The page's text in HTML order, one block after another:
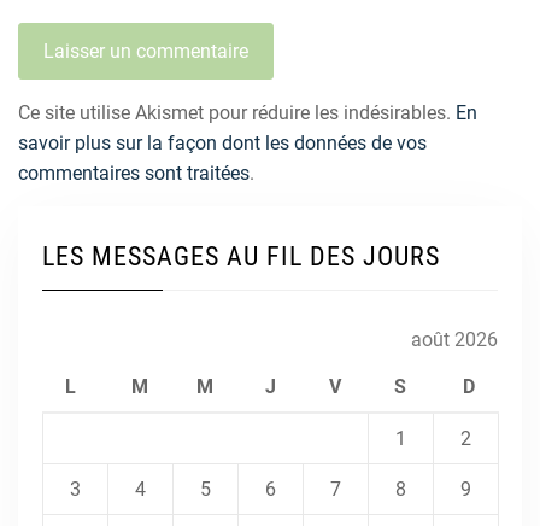
Ce site utilise Akismet pour réduire les indésirables. En
savoir plus sur la façon dont les données de vos
commentaires sont traitées.
LES MESSAGES AU FIL DES JOURS
août 2026
L M M J V S D
1 2
3 4 5 6 7 8 9